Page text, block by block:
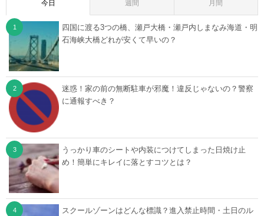
今日 週間 月間
四国に渡る3つの橋、瀬戸大橋・瀬戸内しまなみ海道・明
石海峡大橋どれが安くて早いの？
迷惑！家の前の無断駐車が邪魔！違反じゃないの？警察
に通報すべき？
うっかり車のシートや内装につけてしまった日焼け止
め！簡単にキレイに落とすコツとは？
スクールゾーンはどんな標識？進入禁止時間・土日のル